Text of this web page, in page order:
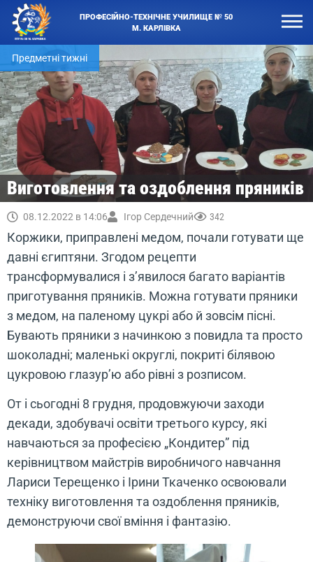
ПРОФЕСІЙНО-ТЕХНІЧНЕ УЧИЛИЩЕ № 50
М. КАРЛІВКА
Предметні тижні
Виготовлення та оздоблення пряників
08.12.2022 в 14:06 Ігор Сердечний 342
Коржики, приправлені медом, почали готувати ще
давні єгиптяни. Згодом рецепти
трансформувалися і з’явилося багато варіантів
приготування пряників. Можна готувати пряники
з медом, на паленому цукрі або й зовсім пісні.
Бувають пряники з начинкою з повидла та просто
шоколадні; маленькі округлі, покриті білявою
цукровою глазур’ю або рівні з розписом.
От і сьогодні 8 грудня, продовжуючи заходи
декади, здобувачі освіти третього курсу, які
навчаються за професією „Кондитер” під
керівництвом майстрів виробничого навчання
Лариси Терещенко і Ірини Ткаченко освоювали
техніку виготовлення та оздоблення пряників,
демонструючи свої вміння і фантазію.